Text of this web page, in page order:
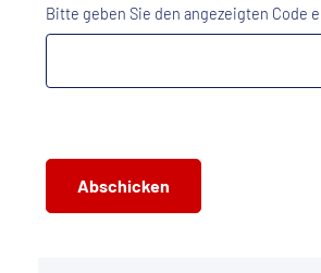
Bitte geben Sie den angezeigten Code
Abschicken